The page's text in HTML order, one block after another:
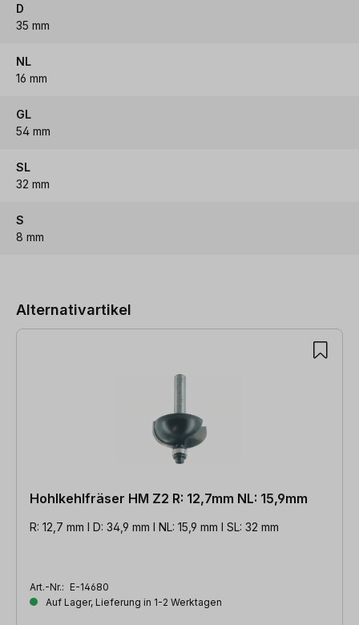
D
35 mm
NL
16 mm
GL
54 mm
SL
32 mm
S
8 mm
Alternativartikel
Hohlkehlfräser HM Z2 R: 12,7mm NL: 15,9mm
R: 12,7 mm l D: 34,9 mm l NL: 15,9 mm l SL: 32 mm
Art.-Nr.: E-14680
Auf Lager, Lieferung in 1-2 Werktagen